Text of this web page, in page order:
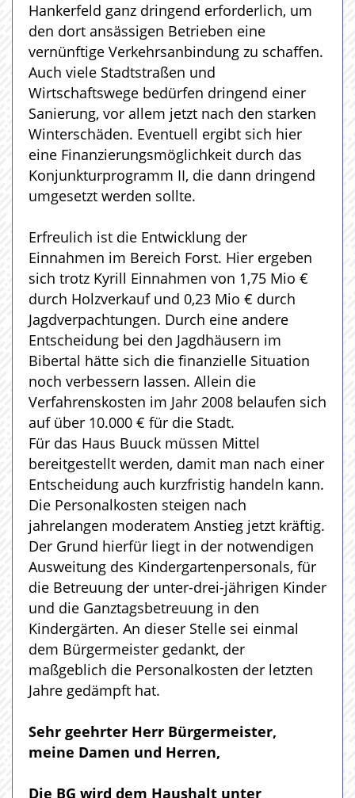
Hankerfeld ganz dringend erforderlich, um
den dort ansässigen Betrieben eine
vernünftige Verkehrsanbindung zu schaffen.
Auch viele Stadtstraßen und
Wirtschaftswege bedürfen dringend einer
Sanierung, vor allem jetzt nach den starken
Winterschäden. Eventuell ergibt sich hier
eine Finanzierungsmöglichkeit durch das
Konjunkturprogramm II, die dann dringend
umgesetzt werden sollte.
Erfreulich ist die Entwicklung der
Einnahmen im Bereich Forst. Hier ergeben
sich trotz Kyrill Einnahmen von 1,75 Mio €
durch Holzverkauf und 0,23 Mio € durch
Jagdverpachtungen. Durch eine andere
Entscheidung bei den Jagdhäusern im
Bibertal hätte sich die finanzielle Situation
noch verbessern lassen. Allein die
Verfahrenskosten im Jahr 2008 belaufen sich
auf über 10.000 € für die Stadt.
Für das Haus Buuck müssen Mittel
bereitgestellt werden, damit man nach einer
Entscheidung auch kurzfristig handeln kann.
Die Personalkosten steigen nach
jahrelangen moderatem Anstieg jetzt kräftig.
Der Grund hierfür liegt in der notwendigen
Ausweitung des Kindergartenpersonals, für
die Betreuung der unter-drei-jährigen Kinder
und die Ganztagsbetreuung in den
Kindergärten. An dieser Stelle sei einmal
dem Bürgermeister gedankt, der
maßgeblich die Personalkosten der letzten
Jahre gedämpft hat.
Sehr geehrter Herr Bürgermeister,
meine Damen und Herren,
Die BG wird dem Haushalt unter